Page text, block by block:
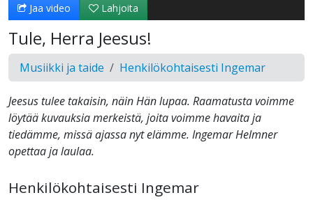
Jaa video Lahjoita
Tule, Herra Jeesus!
Musiikki ja taide Henkilökohtaisesti Ingemar
Jeesus tulee takaisin, näin Hän lupaa. Raamatusta voimme
löytää kuvauksia merkeistä, joita voimme havaita ja
tiedämme, missä ajassa nyt elämme. Ingemar Helmner
opettaa ja laulaa.
Henkilökohtaisesti Ingemar